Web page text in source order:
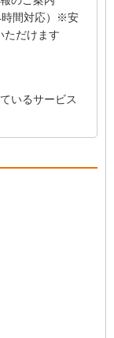
間対応）
※安
ただけます
いるサービス